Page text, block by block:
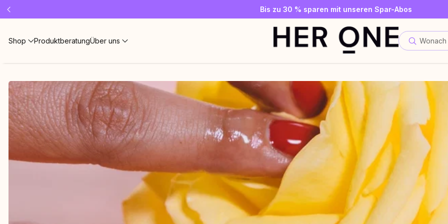
Gratis SLEEP WELL ab 69 € MBW - nur solange der Vorrat
Jetzt Newsletter abonnieren und 10 €-Gutschein sichern
Bis zu 30 % sparen mit unseren Spar-Abos
Shop ProduktberatungÜber uns